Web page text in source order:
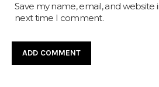
Save my name, email, and website
next time I comment.